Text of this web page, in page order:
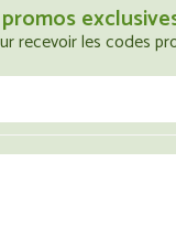
recevoir les codes